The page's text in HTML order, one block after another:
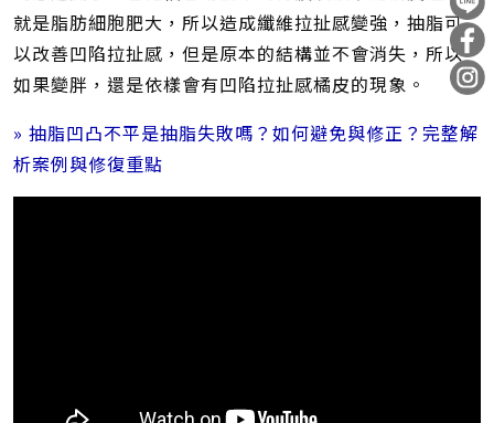
就是脂肪細胞肥大，所以造成纖維拉扯感變強，抽脂可
以改善凹陷拉扯感，但是原本的結構並不會消失，所以
如果變胖，還是依樣會有凹陷拉扯感橘皮的現象。
» 抽脂凹凸不平是抽脂失敗嗎？如何避免與修正？完整解
析案例與修復重點